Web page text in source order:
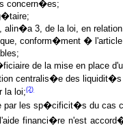
concern�es;
3, de la loi, en
conform�ment � l'article
de la mise en place
centralis�e des liquidit�s
la loi;(2)
les sp�cificit�s du cas
financi�re n'est